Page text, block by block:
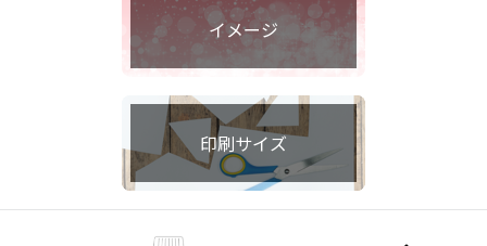
イメージ
印刷サイズ